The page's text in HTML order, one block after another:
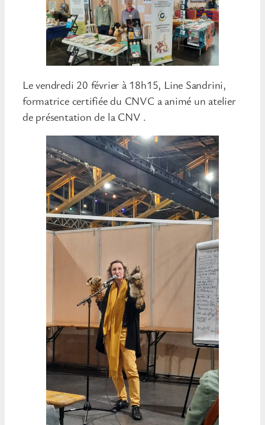
Le vendredi 20 février à 18h15, Line Sandrini,
formatrice certifiée du CNVC a animé un atelier
de présentation de la CNV .